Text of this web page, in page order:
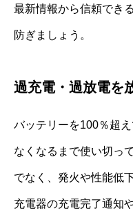
最新情報から信頼でき
防ぎましょう。
過充電・過放電を
バッテリーを100％超
なくなるまで使い切っ
でなく、発火や性能低
充電器の充電完了通知